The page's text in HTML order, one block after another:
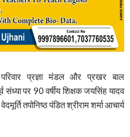
प्रज्ञा मंडल और प्रखर बाल
पर 90 वर्षीय शिक्षक जयसिंह यादव
तपोनिष्ठ पंडित श्रीराम शर्मा आचार्य